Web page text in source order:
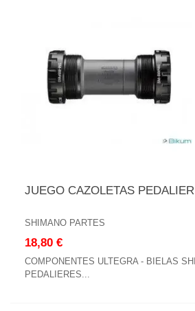
JUEGO CAZOLETAS
SHIMANO PARTES
18,80 €
COMPONENTES ULTEGRA - BIELAS
PEDALIERES...